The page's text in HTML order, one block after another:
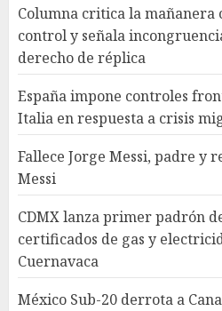
Columna critica la mañanera
control y señala
derecho de réplica
España impone controles
Italia en respuesta a crisis
Fallece Jorge Messi, padre y
Messi
CDMX lanza primer padrón
certificados de gas y
Cuernavaca
México Sub-20 derrota a
4
CDMX
AGOSTO
5
Canadá
AGOSTO